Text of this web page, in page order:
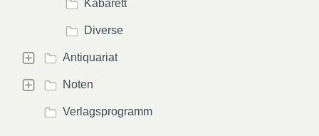
Kabarett
Diverse
Antiquariat
Noten
Verlagsprogramm